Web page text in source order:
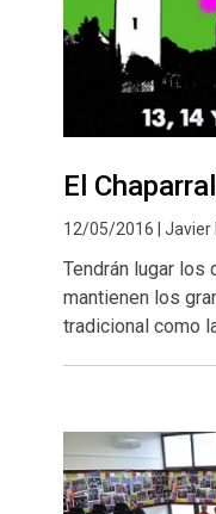
El
12/05/2016 | Javier
Tendrán lugar los
mantienen los
tradicional como